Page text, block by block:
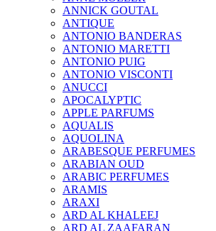
ANNICK GOUTAL
ANTIQUE
ANTONIO BANDERAS
ANTONIO MARETTI
ANTONIO PUIG
ANTONIO VISCONTI
ANUCCI
APOCALYPTIC
APPLE PARFUMS
AQUALIS
AQUOLINA
ARABESQUE PERFUMES
ARABIAN OUD
ARABIC PERFUMES
ARAMIS
ARAXI
ARD AL KHALEEJ
ARD AL ZAAFARAN